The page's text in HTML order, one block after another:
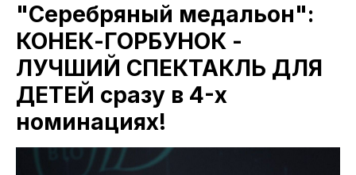
"Серебряный медальон":
КОНЕК-ГОРБУНОК -
ЛУЧШИЙ СПЕКТАКЛЬ ДЛЯ
ДЕТЕЙ сразу в 4-х
номинациях!